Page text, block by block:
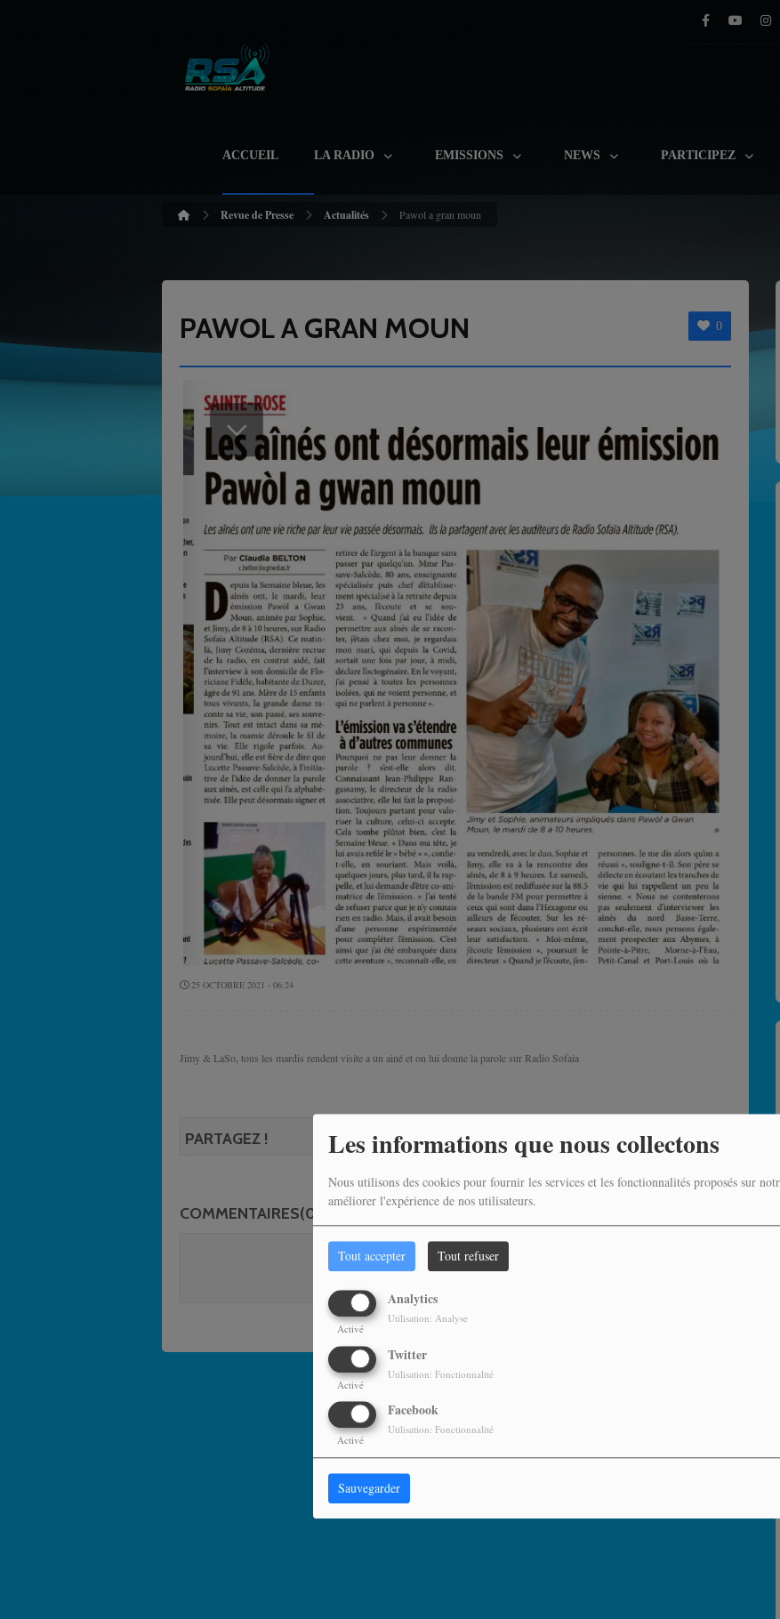
Les informations que nous collectons
Nous utilisons des cookies pour fournir les services et les fonctionnalités proposés sur
améliorer l'expérience de nos utilisateurs.
Tout accepter Tout refuser
Analytics
Activé
Utilisation: Analyse
Twitter
Activé
Utilisation: Fonctionnalité
Facebook
Activé
Utilisation: Fonctionnalité
Sauvegarder
ACCUEIL LA RADIO EMISSIONS NEWS PARTICIPEZ
Revue de Presse Actualités Pawol a gran moun
0
PAWOL A GRAN MOUN
25 OCTOBRE 2021 - 06:24
Jimy & LaSo, tous les mardis rendent visite a un ainé et on lui donne la parole sur Radio Sofaia
PARTAGEZ !
COMMENTAIRES(0)
Vous devez être connecté pour commenter